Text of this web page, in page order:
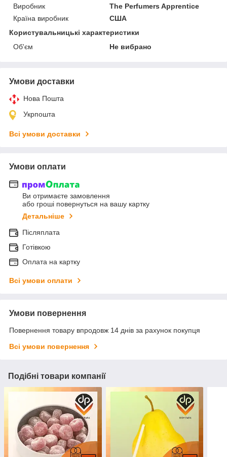
Виробник
The Perfumers Apprentice
Країна виробник
США
Користувальницькі характеристики
Об'єм
Не вибрано
Умови доставки
Нова Пошта
Укрпошта
Всі умови доставки
Умови оплати
Ви отримаєте замовлення
або гроші повернуться на вашу картку
Детальніше
Післяплата
Готівкою
Оплата на картку
Всі умови оплати
Умови повернення
Повернення товару впродовж 14 днів за рахунок покупця
Всі умови повернення
Подібні товари компанії